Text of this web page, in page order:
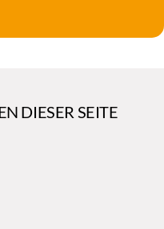
DIESER SEITE